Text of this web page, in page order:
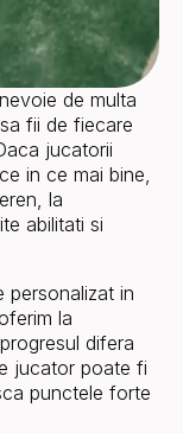
de multa
fii de fiecare
jucatorii
in ce mai bine,
la
abilitati si
personalizat in
la
difera
jucator poate fi
punctele forte